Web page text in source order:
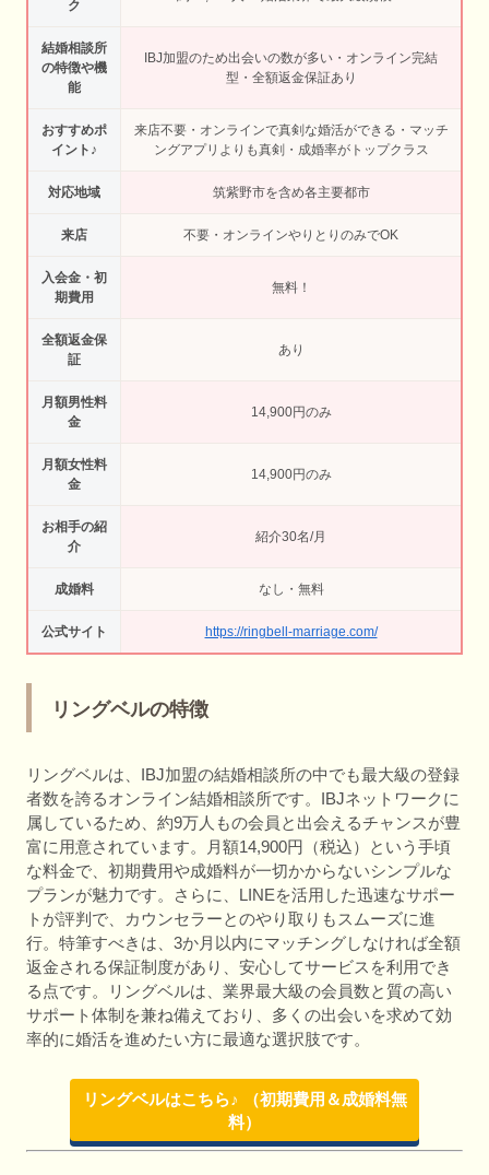
ク
結婚相談所
の特徴や機
能
IBJ加盟のため出会いの数が多い・オンライン完結
型・全額返金保証あり
おすすめポ
イント♪
来店不要・オンラインで真剣な婚活ができる・マッチ
ングアプリよりも真剣・成婚率がトップクラス
対応地域 筑紫野市を含め各主要都市
来店 不要・オンラインやりとりのみでOK
入会金・初
期費用
無料！
全額返金保
証
あり
月額男性料
金
14,900円のみ
月額女性料
金
14,900円のみ
お相手の紹
介
紹介30名/月
成婚料 なし・無料
公式サイト https://ringbell-marriage.com/
リングベルの特徴
リングベルは、IBJ加盟の結婚相談所の中でも最大級の登録
者数を誇るオンライン結婚相談所です。IBJネットワークに
属しているため、約9万人もの会員と出会えるチャンスが豊
富に用意されています。月額14,900円（税込）という手頃
な料金で、初期費用や成婚料が一切かからないシンプルな
プランが魅力です。さらに、LINEを活用した迅速なサポー
トが評判で、カウンセラーとのやり取りもスムーズに進
行。特筆すべきは、3か月以内にマッチングしなければ全額
返金される保証制度があり、安心してサービスを利用でき
る点です。リングベルは、業界最大級の会員数と質の高い
サポート体制を兼ね備えており、多くの出会いを求めて効
率的に婚活を進めたい方に最適な選択肢です。
リングベルはこちら♪ （初期費用＆成婚料無
料）